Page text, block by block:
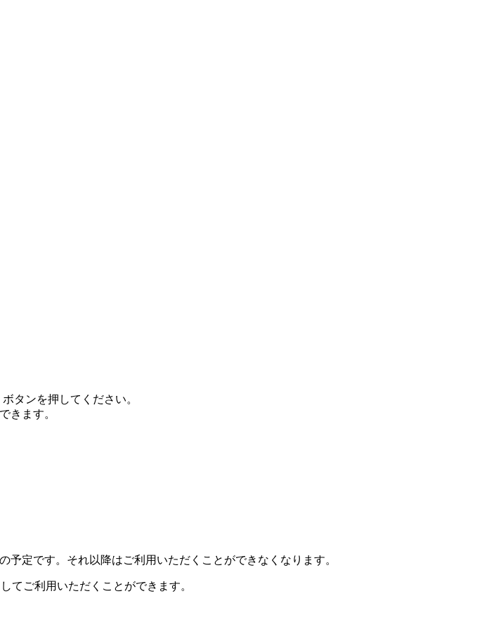
ボタンを押してください。
きます。
予定です。それ以降はご利用いただくことができなくなります。
てご利用いただくことができます。